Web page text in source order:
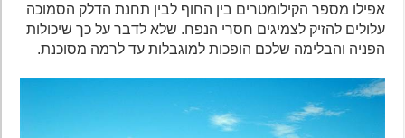
אפילו מספר הקילומטרים בין החוף לבין תחנת הדלק הסמוכה
עלולים להזיק לצמיגים חסרי הנפח. שלא לדבר על כך שיכולות
הפניה והבלימה שלכם הופכות למוגבלות עד לרמה מסוכנת.